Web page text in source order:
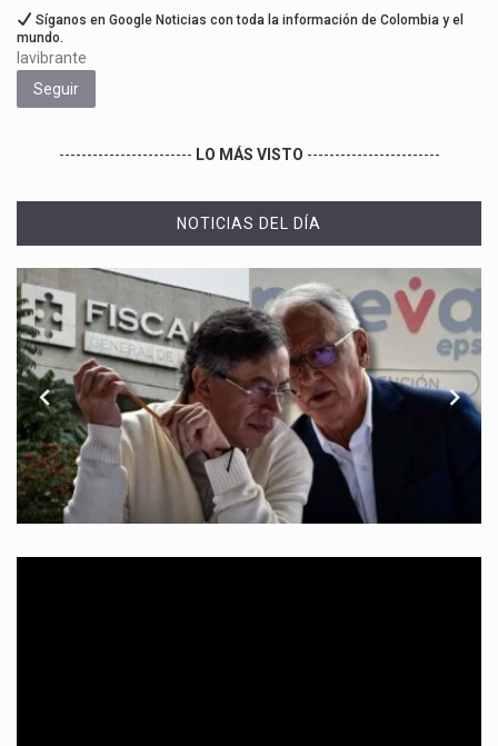
Síganos en Google Noticias con toda la información de Colombia y el
mundo.
lavibrante
Seguir
------------------------ LO MÁS VISTO ------------------------
NOTICIAS DEL DÍA